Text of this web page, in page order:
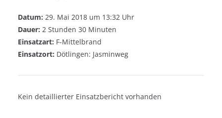
Datum: 29. Mai 2018 um 13:32 Uhr
Dauer: 2 Stunden 30 Minuten
Einsatzart: F-Mittelbrand
Einsatzort: Dötlingen: Jasminweg
Kein detaillierter Einsatzbericht vorhanden